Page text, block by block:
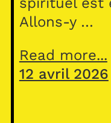
Allons-y …
Read more...
12 avril 2026